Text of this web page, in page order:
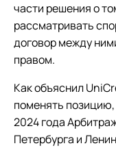
части решения о
рассматривать
договор между
правом.
Как объяснил
поменять позицию,
2024 года
Петербурга и